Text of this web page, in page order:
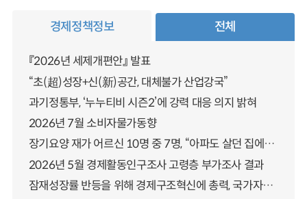
경제정책정보 전체
『2026년 세제개편안』 발표
“초(超)성장+신(新)공간, 대체불가 산업강국”
과기정통부, ‘누누티비 시즌2’에 강력 대응 의지 밝혀
2026년 7월 소비자물가동향
장기요양 재가 어르신 10명 중 7명, “아파도 살던 집에서 살겠다” 「2025년 장기요양실태조사」 결과 발표
2026년 5월 경제활동인구조사 고령층 부가조사 결과
잠재성장률 반등을 위해 경제구조혁신에 총력, 국가자산 관리체계 대전환